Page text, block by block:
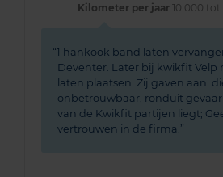
Kilometer per jaar 10.000 tot
1 hankook band laten
Deventer. Later bij kwikfit Velp
laten plaatsen. Zij gaven aan:
onbetrouwbaar, ronduit
van de Kwikfit partijen liegt;
vertrouwen in de firma.